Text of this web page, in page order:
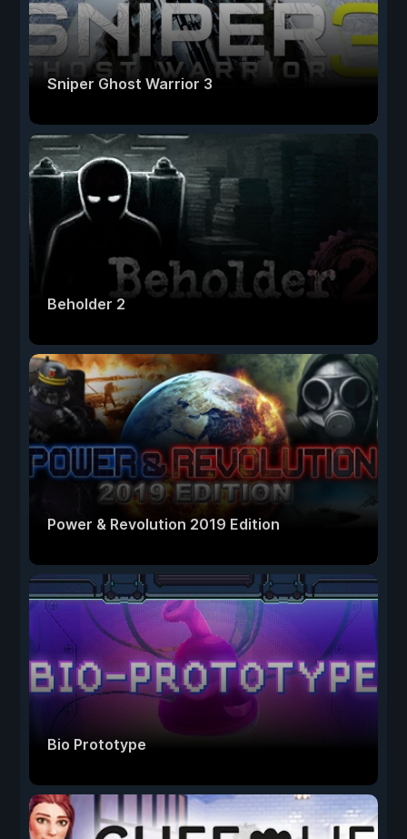
Sniper Ghost Warrior 3
Beholder 2
Power & Revolution 2019 Edition
Bio Prototype